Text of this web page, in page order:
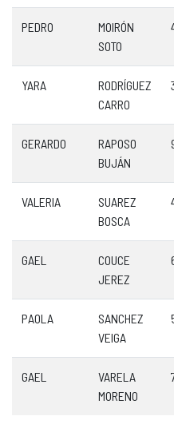
PEDRO
MOIRÓN
SOTO
YARA
RODRÍGUEZ
CARRO
GERARDO
RAPOSO
BUJÁN
VALERIA
SUAREZ
BOSCA
GAEL
COUCE
JEREZ
PAOLA
SANCHEZ
VEIGA
GAEL
VARELA
MORENO